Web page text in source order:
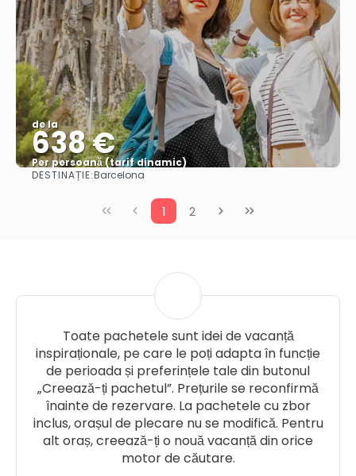
de la
638 €
Per persoană (tarif dinamic)
Vezi mai multe
DESTINAȚIE:Barcelona
1 2
Toate pachetele sunt idei de vacanță
inspiraționale, pe care le poți adapta în funcție
de perioada și preferințele tale din butonul
„Creează-ți pachetul”. Prețurile se reconfirmă
înainte de rezervare. La pachetele cu zbor
inclus, orașul de plecare nu se modifică. Pentru
alt oraș, creează-ți o nouă vacanță din orice
motor de căutare.